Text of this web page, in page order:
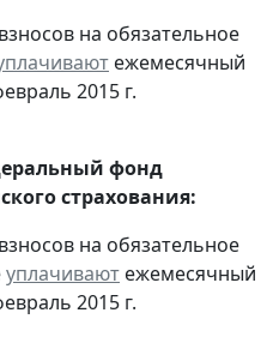
на обязательное
ежемесячный
2015 г.
фонд
страхования:
на обязательное
уплачивают ежемесячный
2015 г.